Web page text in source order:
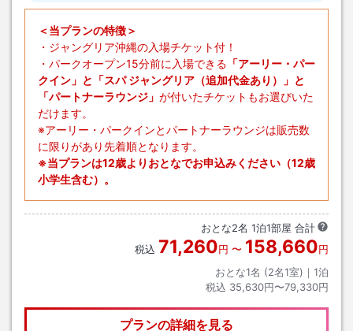
＜当プランの特徴＞
・ジャングリア沖縄の入場チケット付！
・パークオープン15分前に入場できる 「アーリー・パー
クイン」と「スパ ジャングリア（追加代金あり）」と
「パートナーラウンジ」 が付いたチケットもお選びいた
だけます。
※アーリー・パークインとパートナーラウンジは販売数
に限りがあり先着順となります。
※当プランは12歳よりおとなでお申込みください（12歳
小学生含む）。
おとな2名 1泊1部屋 合計
税込 71,260円 〜 158,660円
おとな1名 (2名1室)｜ 1泊
税込 35,630円〜79,330円
プランの詳細を見る